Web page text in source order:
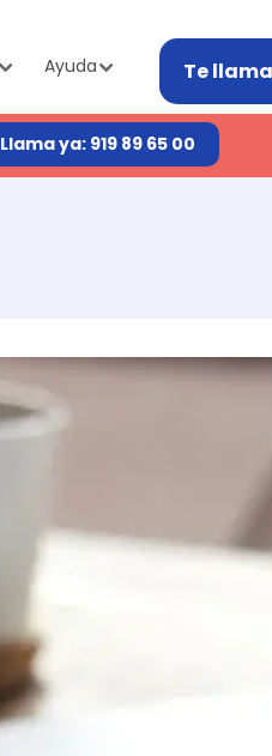
Ayuda Te
Llama ya: 919 89 65 00